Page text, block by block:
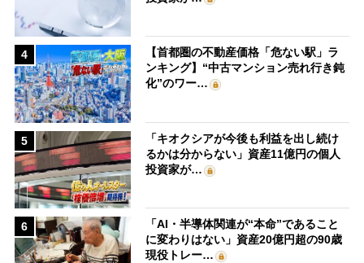
4
【首都圏の不動産価格「危ない駅」ラ
ンキング】“中古マンション売れ行き鈍
化”のワー…
5
「キオクシアが今後も利益を出し続け
るかは分からない」資産11億円の個人
投資家が…
6
「AI・半導体関連が“本命”であること
に変わりはない」資産20億円超の90歳
現役トレー…